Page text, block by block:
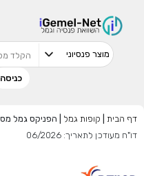
כניסה
דף הבית קופות גמל
הפניקס גמל מסלול
דו"ח מעודכן לתאריך: 06/2026
שדרגו
מתכנן פיננסי